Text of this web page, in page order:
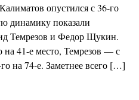
опустился с 36-го
динамику показали
Темрезов и Федор Щукин.
на 41-е место, Темрезов — с
на 74-е. Заметнее всего […]